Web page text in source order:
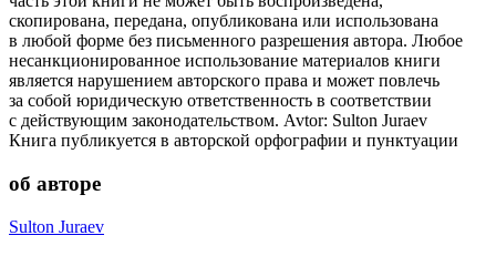
скопирована, передана, опубликована или использована
в любой форме без письменного разрешения автора. Любое
несанкционированное использование материалов книги
является нарушением авторского права и может повлечь
за собой юридическую ответственность в соответствии
с действующим законодательством. Avtor: Sulton Juraev
Книга публикуется в авторской орфографии и пунктуации
об авторе
Sulton Juraev